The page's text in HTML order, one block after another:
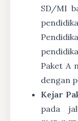
SD/MI
Paket A
dengan
Kejar
pada